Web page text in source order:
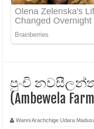
Lyrics - ඔව් මං සෝසා ගීතයේ පද
Lyrics - ආල පුරන්නට ගීතයේ පද
- Alex Warren
පුංචි
(Ambewela
Wanni Arachchige Udara